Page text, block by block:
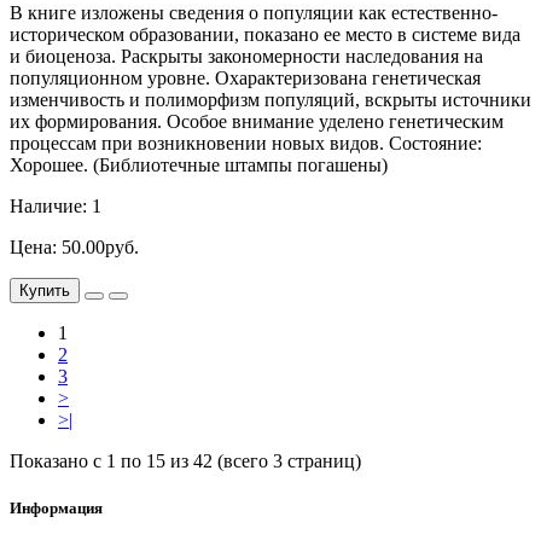
В книге изложены сведения о популяции как естественно-
историческом образовании, показано ее место в системе вида
и биоценоза. Раскрыты закономерности наследования на
популяционном уровне. Охарактеризована генетическая
изменчивость и полиморфизм популяций, вскрыты источники
их формирования. Особое внимание уделено генетическим
процессам при возникновении новых видов. Состояние:
Хорошее. (Библиотечные штампы погашены)
Наличие: 1
Цена: 50.00руб.
Купить
1
2
3
>
>|
Показано с 1 по 15 из 42 (всего 3 страниц)
Информация